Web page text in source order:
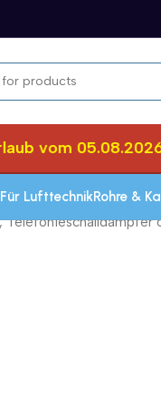
vom 05.08.2026
LufttechnikRohre &
Telefonieschalldämpfer